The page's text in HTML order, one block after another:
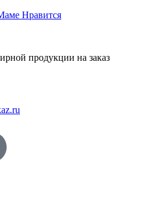
Нравится
продукции на заказ